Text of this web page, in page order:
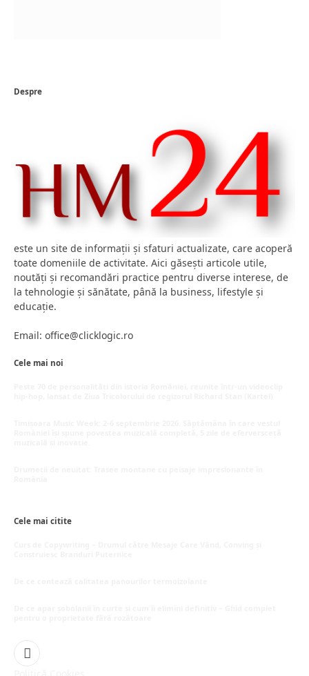
Despre
este un site de informații și sfaturi actualizate, care acoperă
toate domeniile de activitate. Aici găsești articole utile,
noutăți și recomandări practice pentru diverse interese, de
la tehnologie și sănătate, până la business, lifestyle și
educație.
Email: office@clicklogic.ro
Cele mai noi
Cele mai citite
Facebook